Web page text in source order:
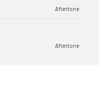
Aftertone
Aftertone